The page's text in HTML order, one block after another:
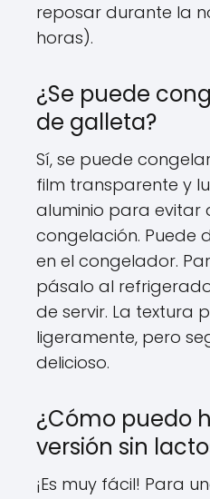
reposar durante la
horas).
¿Se puede
de galleta?
Sí, se puede
film transparente y
aluminio para evitar
congelación. Puede
en el congelador.
pásalo al
de servir. La textura
ligeramente, pero
delicioso.
¿Cómo puedo
versión sin
¡Es muy fácil! Para